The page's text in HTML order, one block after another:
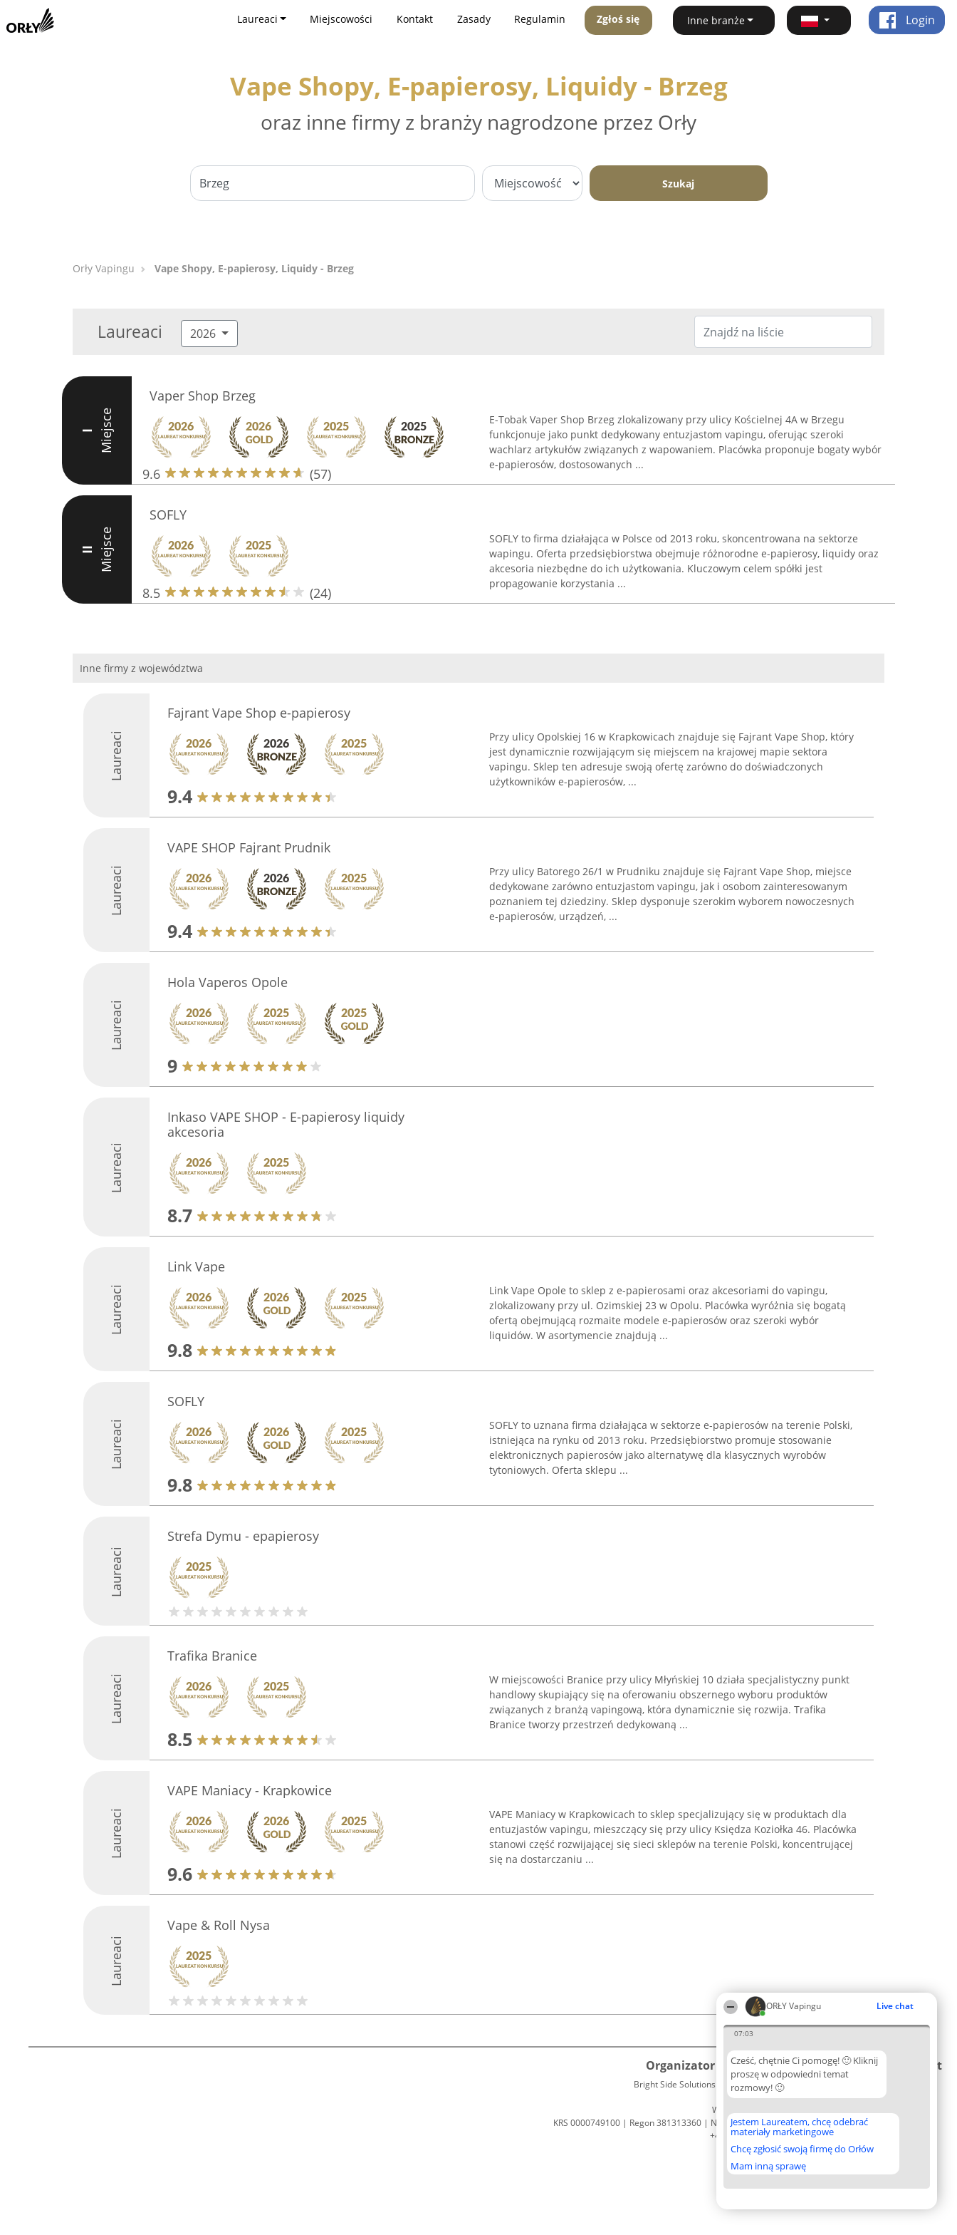
ORŁY Vapingu Live chat
07:03
Cześć, chętnie Ci pomogę! 🙂 Kliknij
proszę w odpowiedni temat
rozmowy! 🙂
Jestem Laureatem, chcę odebrać
materiały marketingowe
Chcę zgłosić swoją firmę do Orłów
Mam inną sprawę
Laureaci Miejscowości Kontakt Zasady Regulamin Zgłoś się Inne branże Login
Vape Shopy, E-papierosy, Liquidy - Brzeg
oraz inne firmy z branży nagrodzone przez Orły
Szukaj
Orły Vapingu Vape Shopy, E-papierosy, Liquidy - Brzeg
Laureaci 2026
I Miejsce
Vaper Shop Brzeg
9.6 (57)
E-Tobak Vaper Shop Brzeg zlokalizowany przy ulicy Kościelnej 4A w Brzegu
funkcjonuje jako punkt dedykowany entuzjastom vapingu, oferując szeroki
wachlarz artykułów związanych z wapowaniem. Placówka proponuje bogaty wybór
e-papierosów, dostosowanych ...
II Miejsce
SOFLY
8.5 (24)
SOFLY to firma działająca w Polsce od 2013 roku, skoncentrowana na sektorze
wapingu. Oferta przedsiębiorstwa obejmuje różnorodne e-papierosy, liquidy oraz
akcesoria niezbędne do ich użytkowania. Kluczowym celem spółki jest
propagowanie korzystania ...
Inne firmy z województwa
Laureaci
Fajrant Vape Shop e-papierosy
9.4
Przy ulicy Opolskiej 16 w Krapkowicach znajduje się Fajrant Vape Shop, który
jest dynamicznie rozwijającym się miejscem na krajowej mapie sektora
vapingu. Sklep ten adresuje swoją ofertę zarówno do doświadczonych
użytkowników e-papierosów, ...
Laureaci
VAPE SHOP Fajrant Prudnik
9.4
Przy ulicy Batorego 26/1 w Prudniku znajduje się Fajrant Vape Shop, miejsce
dedykowane zarówno entuzjastom vapingu, jak i osobom zainteresowanym
poznaniem tej dziedziny. Sklep dysponuje szerokim wyborem nowoczesnych
e-papierosów, urządzeń, ...
Laureaci
Hola Vaperos Opole
9
Laureaci
Inkaso VAPE SHOP - E-papierosy liquidy
akcesoria
8.7
Laureaci
Link Vape
9.8
Link Vape Opole to sklep z e-papierosami oraz akcesoriami do vapingu,
zlokalizowany przy ul. Ozimskiej 23 w Opolu. Placówka wyróżnia się bogatą
ofertą obejmującą rozmaite modele e-papierosów oraz szeroki wybór
liquidów. W asortymencie znajdują ...
Laureaci
SOFLY
9.8
SOFLY to uznana firma działająca w sektorze e-papierosów na terenie Polski,
istniejąca na rynku od 2013 roku. Przedsiębiorstwo promuje stosowanie
elektronicznych papierosów jako alternatywę dla klasycznych wyrobów
tytoniowych. Oferta sklepu ...
Laureaci
Strefa Dymu - epapierosy
Laureaci
Trafika Branice
8.5
W miejscowości Branice przy ulicy Młyńskiej 10 działa specjalistyczny punkt
handlowy skupiający się na oferowaniu obszernego wyboru produktów
związanych z branżą vapingową, która dynamicznie się rozwija. Trafika
Branice tworzy przestrzeń dedykowaną ...
Laureaci
VAPE Maniacy - Krapkowice
9.6
VAPE Maniacy w Krapkowicach to sklep specjalizujący się w produktach dla
entuzjastów vapingu, mieszczący się przy ulicy Księdza Koziołka 46. Placówka
stanowi część rozwijającej się sieci sklepów na terenie Polski, koncentrującej
się na dostarczaniu ...
Laureaci
Vape & Roll Nysa
Organizator plebiscytu
Bright Side Solutions sp. z o. o. sp. k.
ul. Ruska 22
Wrocław 50-079
KRS 0000749100 | Regon 381313360 | NIP 8943132676
+48 508 492 400
Plebiscyt
Lista
Laureatów
Zasady
Regulamin
Prywatności
Kontakt